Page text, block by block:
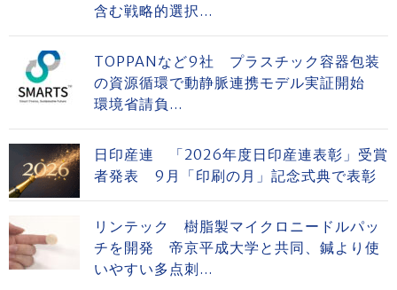
含む戦略的選択...
TOPPANなど9社 プラスチック容器包装
の資源循環で動静脈連携モデル実証開始
環境省請負...
日印産連 「2026年度日印産連表彰」受賞
者発表 9月「印刷の月」記念式典で表彰
リンテック 樹脂製マイクロニードルパッ
チを開発 帝京平成大学と共同、鍼より使
いやすい多点刺...